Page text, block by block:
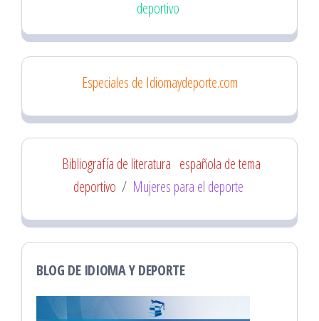
deportivo
Especiales de Idiomaydeporte.com
Bibliografía de literatura española de tema
deportivo / Mujeres para el deporte
BLOG DE IDIOMA Y DEPORTE